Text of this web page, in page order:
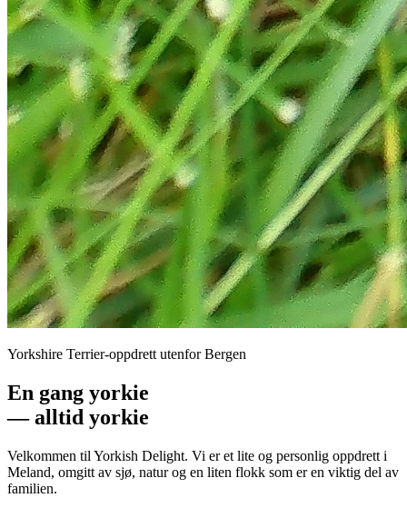
Yorkshire Terrier-oppdrett utenfor Bergen
En gang yorkie
— alltid yorkie
Velkommen til Yorkish Delight. Vi er et lite og personlig oppdrett i
Meland, omgitt av sjø, natur og en liten flokk som er en viktig del av
familien.